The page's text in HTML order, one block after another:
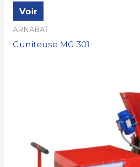
Voir
ARNABAT
Guniteuse MG 301